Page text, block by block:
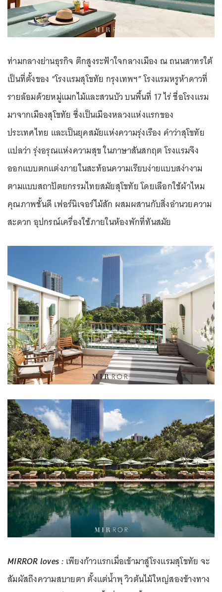
ท่ามกลางย่านธุรกิจ ตึกสูงระฟ้าใจกลางเมือง ณ ถนนสาทรใต้
เป็นที่ตั้งของ “โรงแรมสุโขทัย กรุงเทพฯ” โรงแรมหรูห้าดาวที่
รายล้อมด้วยหมู่แมกไม้และสวนบัว บนพื้นที่ 17 ไร่ ชื่อโรงแรม
มาจากเมืองสุโขทัย ซึ่งเป็นเมืองหลวงแห่งแรกของ
ประเทศไทย และเป็นยุคสมัยแห่งความรุ่งเรือง คำว่าสุโขทัย
แปลว่า รุ่งอรุณแห่งความสุข ในภาษาสันสกฤต โรงแรมจึง
ออกแบบตกแต่งภายในสะท้อนความเรียบง่ายแบบสง่างาม
ตามแบบสถาปัตยกรรมไทยสมัยสุโขทัย โดยเลือกใช้ผ้าไหม
คุณภาพชั้นดี เฟอร์นิเจอร์ไม้สัก ผสมผสานกับสิ่งอำนวยความ
สะดวก อุปกรณ์เครื่องใช้ภายในห้องพักที่ทันสมัย
MIRROR loves : เพียงก้าวแรกเมื่อเข้ามาสู่โรงแรมสุโขทัย จะ
สัมผัสถึงความสบายตา ตั้งแต่น้ำพุ วิวต้นไม้ใหญ่สองข้างทาง